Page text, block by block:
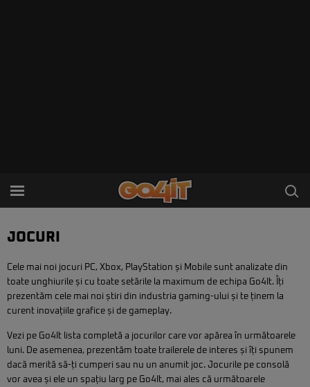
JOCURI
Cele mai noi jocuri PC, Xbox, PlayStation și Mobile sunt analizate din
toate unghiurile și cu toate setările la maximum de echipa Go4It. Îți
prezentăm cele mai noi știri din industria gaming-ului și te ținem la
curent inovațiile grafice și de gameplay.
Vezi pe Go4It lista completă a jocurilor care vor apărea în următoarele
luni. De asemenea, prezentăm toate trailerele de interes și îți spunem
dacă merită să-ți cumperi sau nu un anumit joc. Jocurile pe consolă
vor avea și ele un spațiu larg pe Go4It, mai ales că următoarele